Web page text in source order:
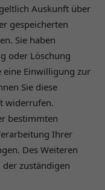
Auskunft über
gespeicherten
Sie haben
oder Löschung
eine Einwilligung zur
Sie diese
widerrufen.
bestimmten
Ihrer
Des Weiteren
zuständigen